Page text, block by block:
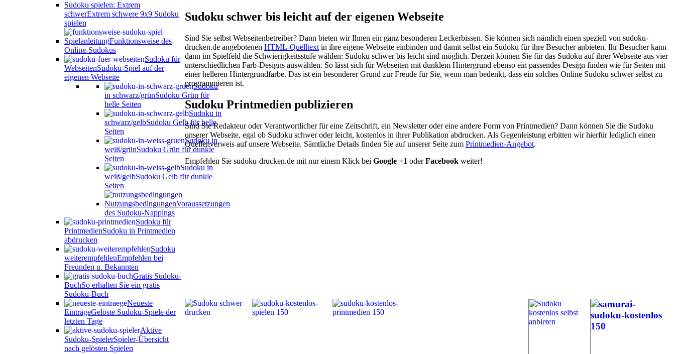
Sudoku spielen: Extrem
schwerExtrem schwere 9x9 Sudoku
spielen
SpielanleitungFunktionsweise des
Online-Sudokus
Sudoku für
WebseitenSudoku-Spiel auf der
eigenen Webseite
Sudoku
in schwarz/grünSudoku Grün für
helle Seiten
Sudoku in
schwarz/gelbSudoku Gelb für helle
Seiten
Sudoku in
weiß/grünSudoku Grün für dunkle
Seiten
Sudoku in
weiß/gelbSudoku Gelb für dunkle
Seiten
NutzungsbedingungenVoraussetzungen
des Sudoku-Nappings
Sudoku für
PrintmedienSudoku in Printmedien
abdrucken
Sudoku
weiterempfehlenEmpfehlen bei
Freunden u. Bekannten
Gratis Sudoku-
BuchSo erhalten Sie ein gratis
Sudoku-Buch
Neueste
EinträgeGelöste Sudoku-Spiele der
letzten Tage
Aktive
Sudoku-SpielerSpieler-Übersicht
nach gelösten Spielen
Sudoku schwer bis leicht auf der eigenen Webseite
Sind Sie selbst Webseitenbetreiber? Dann bieten wir Ihnen ein ganz besonderen Leckerbissen. Sie können sich nämlich einen speziell von sudoku-
drucken.de angebotenen HTML-Quelltext in ihre eigene Webseite einbinden und damit selbst ein Sudoku für ihre Besucher anbieten. Ihr Besucher kann
dann im Spielfeld die Schwierigkeitsstufe wählen: Sudoku schwer bis leicht sind möglich. Derzeit können Sie für das Sudoku auf ihrer Webseite aus vier
unterschiedlichen Farb-Designs auswählen. So lässt sich für Webseiten mit dunklem Hintergrund ebenso ein passendes Design finden wie für Seiten mit
einer helleren Hintergrundfarbe. Das ist ein besonderer Grund zur Freude für Sie, wenn man bedenkt, dass ein solches Online Sudoku schwer selbst zu
programmieren ist.
Sudoku Printmedien publizieren
Sind Sie Redakteur oder Verantwortlicher für eine Zeitschrift, ein Newsletter oder eine andere Form von Printmedien? Dann können Sie die Sudoku
unserer Webseite, egal ob Sudoku schwer oder leicht, kostenlos in ihrer Publikation abdrucken. Als Gegenleistung erbitten wir hierfür lediglich einen
Quellenverweis auf unsere Webseite. Sämtliche Details finden Sie auf unserer Seite zum Printmedien-Angebot.
Empfehlen Sie sudoku-drucken.de mit nur einem Klick bei Google +1 oderFacebook weiter!